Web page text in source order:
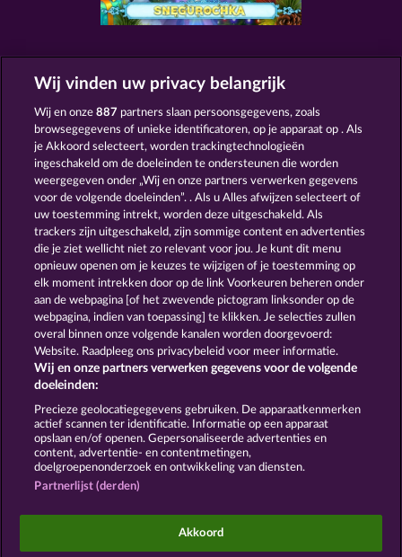
SLOTS ZOALS SNEGUROCHKA
BEER PARTY HALLOW REELS
Algemene voorwaarden Privacyverklaring
Colofon Bedrijf FAQ Woordenlijst
Partnerprogramma Facebook
Terugbetalingsverzoek indienen
Sociale casino games zijn enkel bedoeld voor
entertainment en hebben absoluut geen enkele
Wij vinden uw privacy belangrijk
Wij en onze887 partners slaan persoonsgegevens, zoals
browsegegevens of unieke identificatoren, op je apparaat op . Als
je Akkoord selecteert, worden trackingtechnologieën
ingeschakeld om de doeleinden te ondersteunen die worden
weergegeven onder „Wij en onze partners verwerken gegevens
voor de volgende doeleinden”. . Als u Alles afwijzen selecteert of
uw toestemming intrekt, worden deze uitgeschakeld. Als
trackers zijn uitgeschakeld, zijn sommige content en advertenties
die je ziet wellicht niet zo relevant voor jou. Je kunt dit menu
opnieuw openen om je keuzes te wijzigen of je toestemming op
elk moment intrekken door op de link Voorkeuren beheren onder
aan de webpagina [of het zwevende pictogram linksonder op de
webpagina, indien van toepassing] te klikken. Je selecties zullen
overal binnen onze volgende kanalen worden doorgevoerd:
Website. Raadpleeg ons privacybeleid voor meer informatie.
Wij en onze partners verwerken gegevens voor de volgende
doeleinden:
Precieze geolocatiegegevens gebruiken. De apparaatkenmerken
actief scannen ter identificatie. Informatie op een apparaat
opslaan en/of openen. Gepersonaliseerde advertenties en
content, advertentie- en contentmetingen,
doelgroepenonderzoek en ontwikkeling van diensten.
Partnerlijst (derden)
Akkoord